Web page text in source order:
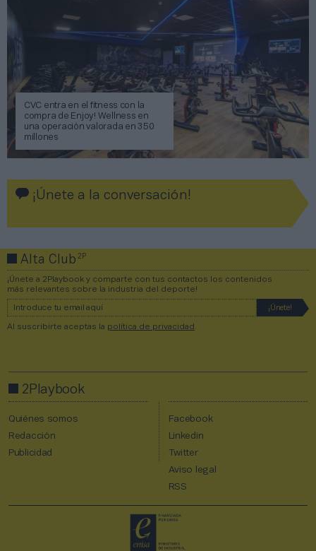
CVC entra en el fitness con la
compra de Enjoy! Wellness en
una operación valorada en 350
millones
¡Únete a la conversación!
Alta Club2P
¡Únete a 2Playbook y comparte con tus contactos los contenidos
más relevantes sobre la industria del deporte!
Al suscribirte aceptas la política de privacidad
2Playbook
Quiénes somos
Redacción
Publicidad
Facebook
Linkedin
Twitter
Aviso legal
RSS